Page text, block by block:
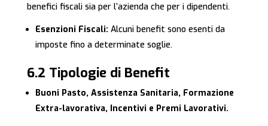
benefici fiscali sia per l’azienda che per i dipendenti.
Esenzioni Fiscali: Alcuni benefit sono esenti da
imposte fino a determinate soglie.
6.2 Tipologie di Benefit
Buoni Pasto, Assistenza Sanitaria, Formazione
Extra-lavorativa, Incentivi e Premi Lavorativi.